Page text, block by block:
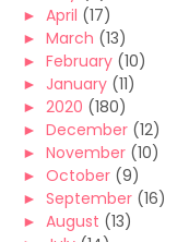
► April (17)
► March (13)
► February (10)
► January (11)
► 2020 (180)
► December (12)
► November (10)
► October (9)
► September (16)
► August (13)